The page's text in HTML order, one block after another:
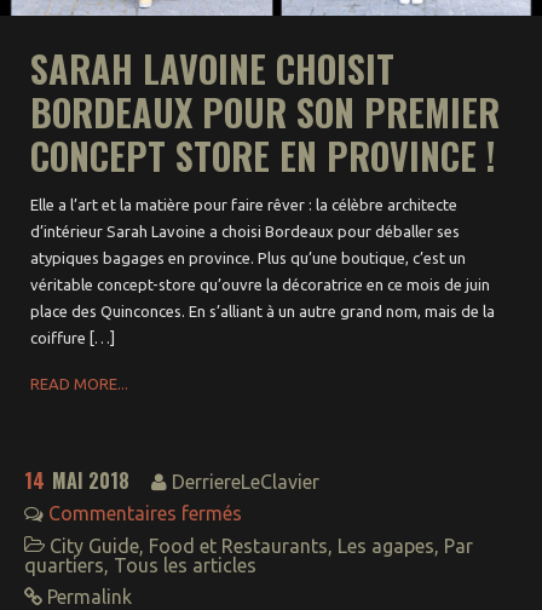
Agenda
Actualités
Victoire
Saint Pierre –
Saint Paul
Chartrons
– Nansouty
SARAH LAVOINE CHOISIT
BORDEAUX POUR SON PREMIER
CONCEPT STORE EN PROVINCE !
Elle a l’art et la matière pour faire rêver : la célèbre architecte
d’intérieur Sarah Lavoine a choisi Bordeaux pour déballer ses
atypiques bagages en province. Plus qu’une boutique, c’est un
véritable concept-store qu’ouvre la décoratrice en ce mois de juin
place des Quinconces. En s’alliant à un autre grand nom, mais de la
coiffure […]
READ MORE...
14 MAI 2018
DerriereLeClavier
Commentaires fermés
City Guide, Food et Restaurants, Les agapes, Par
quartiers, Tous les articles
Permalink